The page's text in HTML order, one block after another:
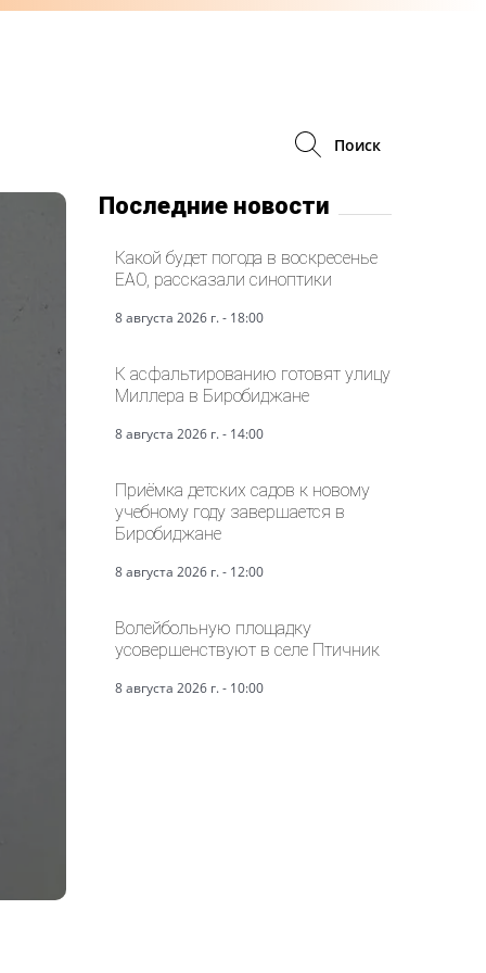
Поиск
Последние новости
Какой будет погода в воскресенье
ЕАО, рассказали синоптики
8 августа 2026 г. - 18:00
К асфальтированию готовят улицу
Миллера в Биробиджане
8 августа 2026 г. - 14:00
Приёмка детских садов к новому
учебному году завершается в
Биробиджане
8 августа 2026 г. - 12:00
Волейбольную площадку
усовершенствуют в селе Птичник
8 августа 2026 г. - 10:00